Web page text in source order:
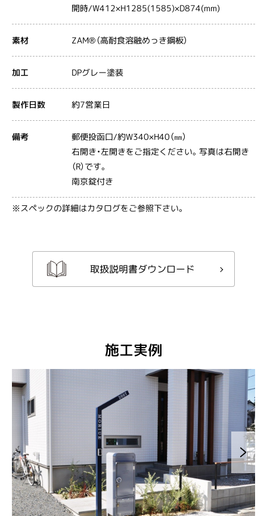
開時/W412×H1285(1585)×D874(mm)
素材 ZAM®（高耐食溶融めっき鋼板）
加工 DPグレー塗装
製作日数 約7営業日
備考 郵便投函口/約W340×H40（㎜）
右開き・左開きをご指定ください。写真は右開き
（R）です。
南京錠付き
※スペックの詳細はカタログをご参照下さい。
取扱説明書ダウンロード
施工実例